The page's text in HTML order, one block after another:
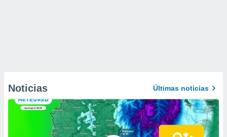
Noticias Últimas noticias